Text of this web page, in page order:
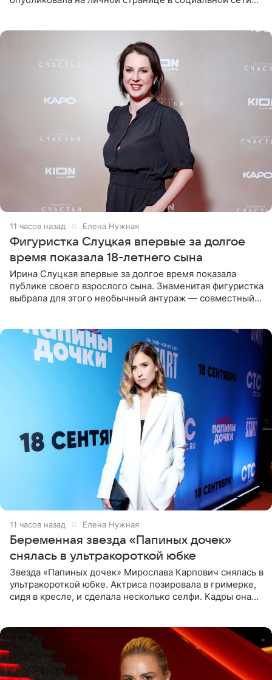
11 часов назад Елена Нужная
Фигуристка Слуцкая впервые за долгое
время показала 18-летнего сына
Ирина Слуцкая впервые за долгое время показала
публике своего взрослого сына. Знаменитая фигуристка
выбрала для этого необычный антураж — совместный
11 часов назад Елена Нужная
Беременная звезда «Папиных дочек»
снялась в ультракороткой юбке
Звезда «Папиных дочек» Мирослава Карпович снялась в
ультракороткой юбке. Актриса позировала в гримерке,
сидя в кресле, и сделала несколько селфи. Кадры она